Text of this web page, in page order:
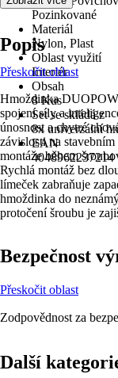
Pozinkované
Materiál
Nylon, Plast
Oblast využití
Interiér
Obsah
8 Kus
Set se skládá z
8x univerzální
EAN
4048962237214
Popis
Přeskočit oblast
Hmoždinka
spojení síly a
únosnost a chytré
závislosti na
montáže během
Rychlá montáž bez
límeček zabraňuje
hmoždinka do
protočení šroubu je
Bezpečnost
Přeskočit oblast
Zodpovědnost za
Další